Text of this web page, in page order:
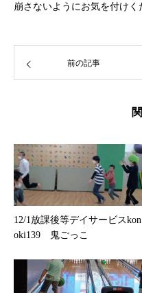
崩さないようにお気を付けく
前の記事
12/1放課後等デイサービスkon
oki139 鬼ごっこ